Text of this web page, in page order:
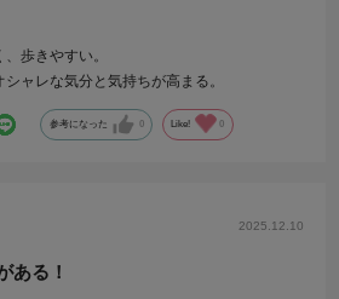
歩きやすい。
ャレな気分と気持ちが高まる。
参考になった 0 Like! 0
2025.12.10
ある！